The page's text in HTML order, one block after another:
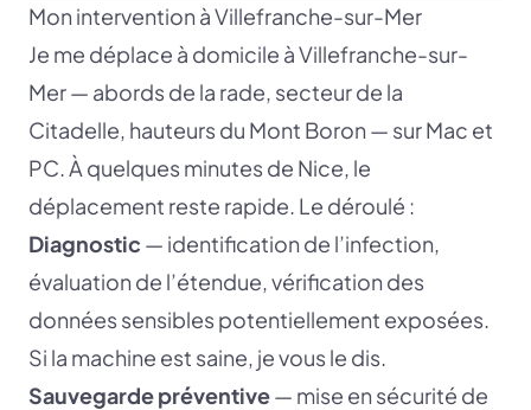
Mon intervention à Villefranche-sur-Mer
Je me déplace à domicile à Villefranche-sur-
Mer — abords de la rade, secteur de la
Citadelle, hauteurs du Mont Boron — sur Mac et
PC. À quelques minutes de Nice, le
déplacement reste rapide. Le déroulé :
Diagnostic — identification de l’infection,
évaluation de l’étendue, vérification des
données sensibles potentiellement exposées.
Si la machine est saine, je vous le dis.
Sauvegarde préventive— mise en sécurité de